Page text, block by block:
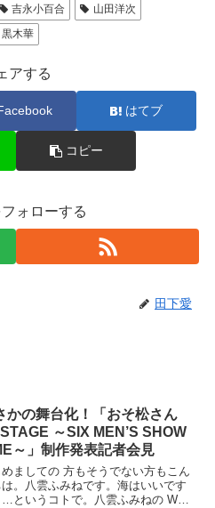
吉永小百合
山田洋次
黒木華
アする
はてブ
コピー
ォローする
田下愛
かの舞台化！「おそ松さん
～SIX MEN’S SHOW
～」制作発表記者会見
めましての 方もそうでない方もこん
は。八雲ふみねです。海はいいです
というコトで。八雲ふみねの What